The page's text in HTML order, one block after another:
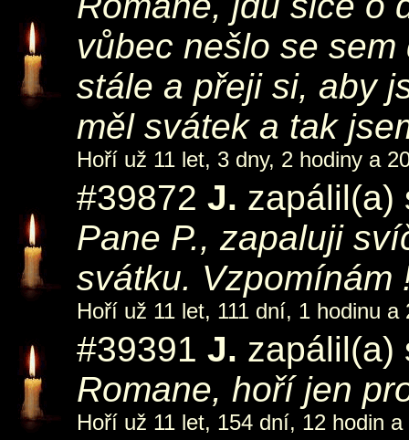
vůbec nešlo se
stále a přeji si, aby
měl svátek a tak
Hoří už 11 let, 3 dny, 2 hodiny a
#39872 J.
Pane P., zapaluji
svátku. Vzpomínám
Hoří už 11 let, 111 dní, 1 hodinu a
#39391 J.
Romane, hoří jen
Hoří už 11 let, 154 dní, 12 hodin